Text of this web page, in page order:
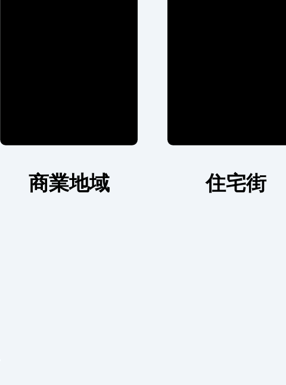
商業地域 住宅街